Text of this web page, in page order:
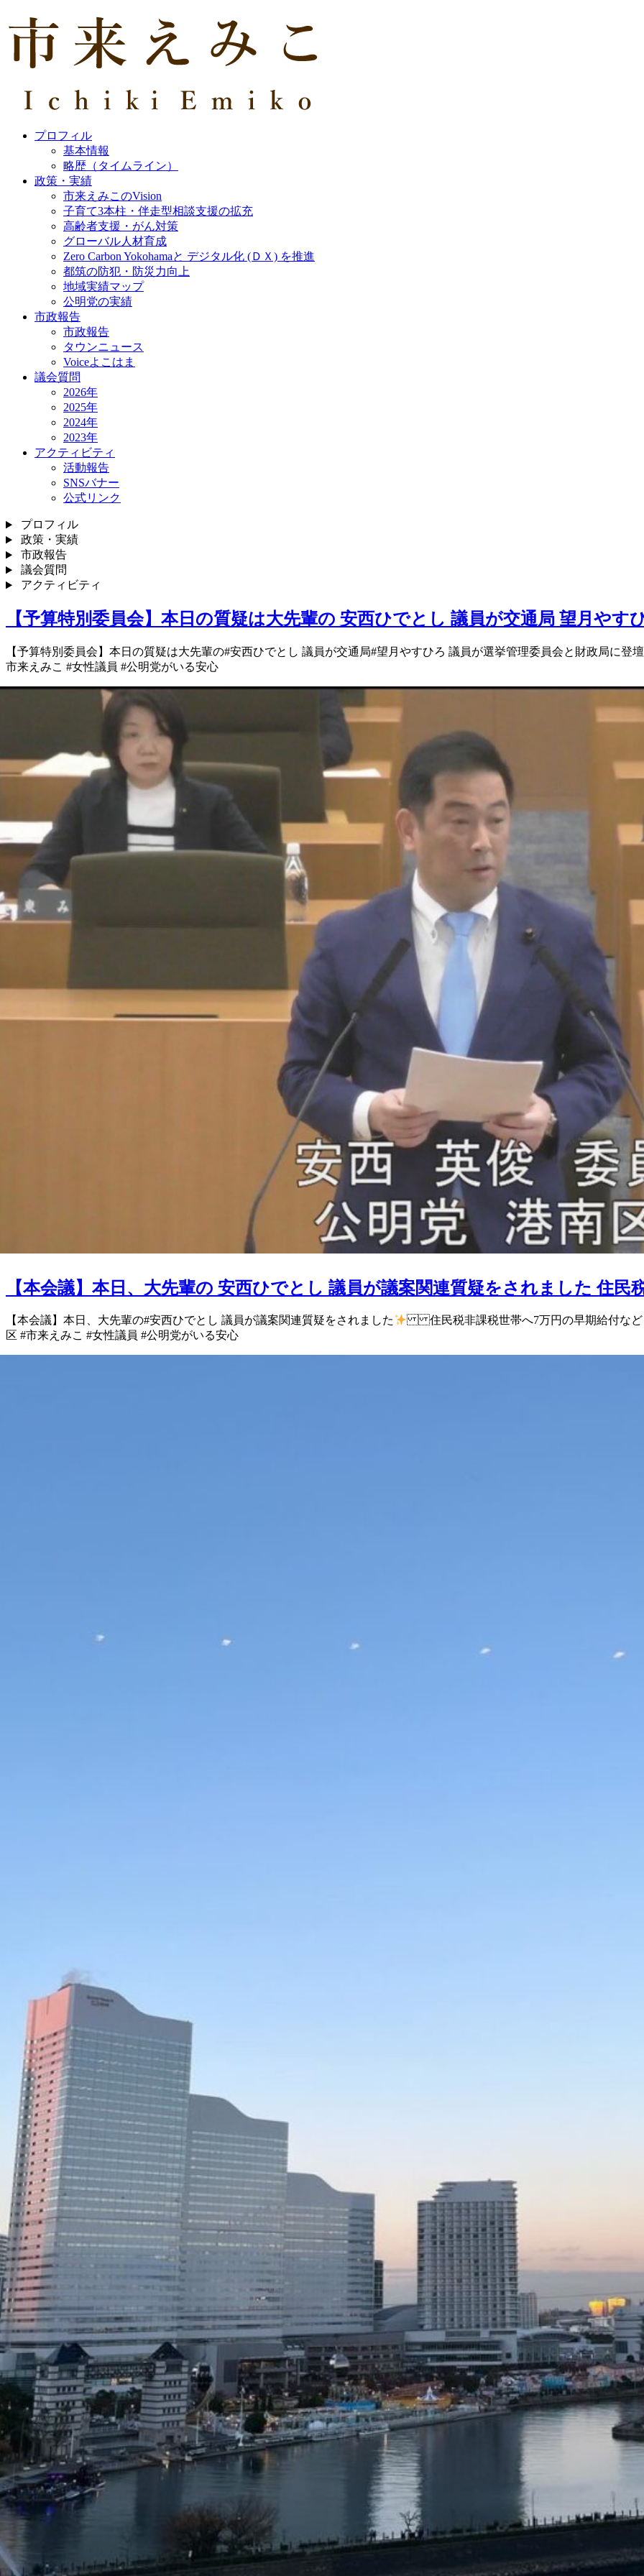
プロフィル
基本情報
略歴（タイムライン）
政策・実績
市来えみこのVision
子育て3本柱・伴走型相談支援の拡充
高齢者支援・がん対策
グローバル人材育成
Zero Carbon Yokohamaと デジタル化 (ＤＸ) を推進
都筑の防犯・防災力向上
地域実績マップ
公明党の実績
市政報告
市政報告
タウンニュース
Voiceよこはま
議会質問
2026年
2025年
2024年
2023年
アクティビティ
活動報告
SNSバナー
公式リンク
プロフィル
政策・実績
市政報告
議会質問
アクティビティ
【予算特別委員会】本日の質疑は大先輩の 安西ひでとし 議員が交通局 望月やす
【予算特別委員会】 本日の質疑は 大先輩の #安西ひでとし 議員が 交通局 #望月やすひろ 議員が 選挙管理委員会と 財政局に登
市来えみこ #女性議員 #公明党がいる安心
【本会議】本日、大先輩の 安西ひでとし 議員が議案関連質疑をされました 住民
【本会議】 本日、大先輩の #安西ひでとし 議員が 議案関連質疑をされました
住民税非課税世帯へ 7万円の早期給付など
区 #市来えみこ #女性議員 #公明党がいる安心